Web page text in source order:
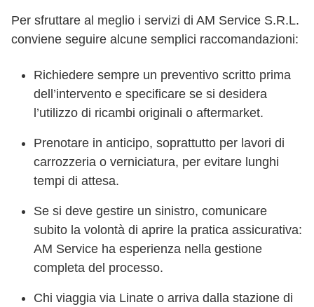
Per sfruttare al meglio i servizi di AM Service S.R.L.
conviene seguire alcune semplici raccomandazioni:
Richiedere sempre un preventivo scritto prima
dell’intervento e specificare se si desidera
l’utilizzo di ricambi originali o aftermarket.
Prenotare in anticipo, soprattutto per lavori di
carrozzeria o verniciatura, per evitare lunghi
tempi di attesa.
Se si deve gestire un sinistro, comunicare
subito la volontà di aprire la pratica assicurativa:
AM Service ha esperienza nella gestione
completa del processo.
Chi viaggia via Linate o arriva dalla stazione di